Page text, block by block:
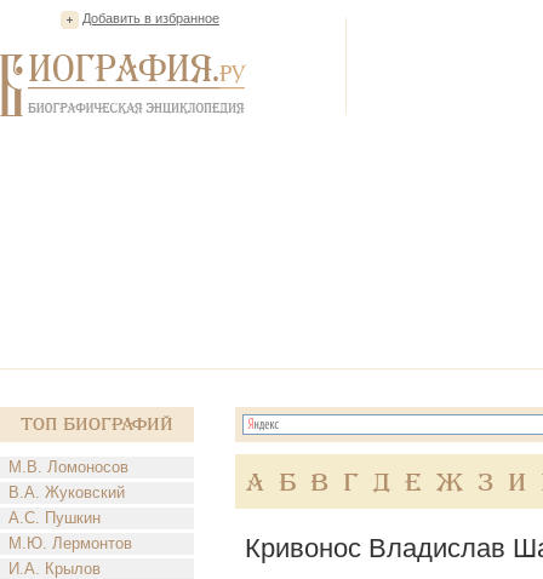
Добавить в избранное
Топ Биографий
М.В. Ломоносов
В.А. Жуковский
А.С. Пушкин
М.Ю. Лермонтов
И.А. Крылов
А Б В Г Д Е Ж З И
Кривонос Владислав